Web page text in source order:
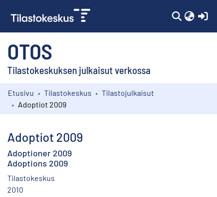
OTOS
Tilastokeskuksen julkaisut verkossa
Kokoelmat
Etusivu Tilastokeskus
Tilastojulkaisut
Adoptiot 2009
Adoptiot 2009
Adoptioner 2009
Adoptions 2009
Tilastokeskus
2010